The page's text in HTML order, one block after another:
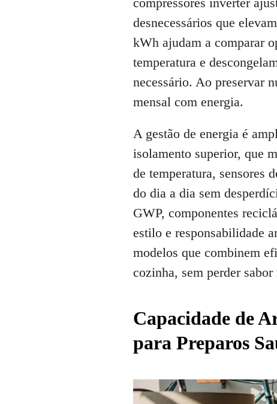
desnecessários que
kWh ajudam a comparar
temperatura e
necessário. Ao preservar
mensal com energia.
A gestão de energia é
isolamento superior, que
de temperatura, sensores
do dia a dia sem
GWP, componentes
estilo e responsabilidade
modelos que combinem
cozinha, sem perder sabor
Capacidade de
para Preparos